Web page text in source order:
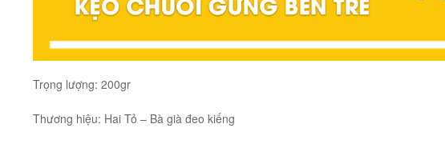
Trọng lượng: 200gr
Thương hiệu: Hai Tỏ – Bà già đeo kiếng